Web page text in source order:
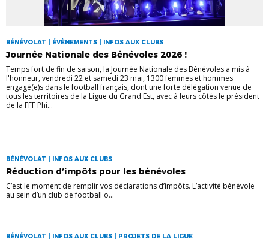
BÉNÉVOLAT | ÉVÈNEMENTS | INFOS AUX CLUBS
Journée Nationale des Bénévoles 2026 !
Temps fort de fin de saison, la Journée Nationale des Bénévoles a mis à
l'honneur, vendredi 22 et samedi 23 mai, 1300 femmes et hommes
engagé(e)s dans le football français, dont une forte délégation venue de
tous les territoires de la Ligue du Grand Est, avec à leurs côtés le président
de la FFF Phi...
BÉNÉVOLAT | INFOS AUX CLUBS
Réduction d’impôts pour les bénévoles
C’est le moment de remplir vos déclarations d’impôts. L’activité bénévole
au sein d’un club de football o...
BÉNÉVOLAT | INFOS AUX CLUBS | PROJETS DE LA LIGUE